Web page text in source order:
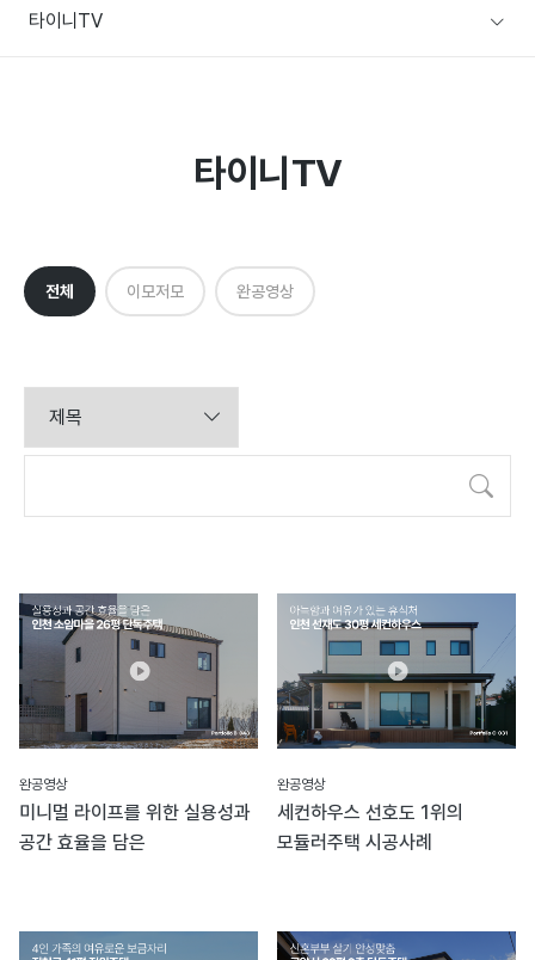
주택전시장
설계사례
공지사항
건축뉴스
타이니TV
타이니TV
전체 이모저모 완공영상
검색
완공영상
미니멀 라이프를 위한 실용성과
공간 효율을 담은
완공영상
세컨하우스 선호도 1위의
모듈러주택 시공사례